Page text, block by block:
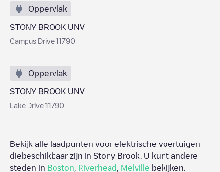
Oppervlak
STONY BROOK UNV
Campus Drive 11790
Oppervlak
STONY BROOK UNV
Lake Drive 11790
Bekijk alle laadpunten voor elektrische voertuigen
diebeschikbaar zijn in Stony Brook
. U kunt andere
steden in Boston Riverhead Melville bekijken.